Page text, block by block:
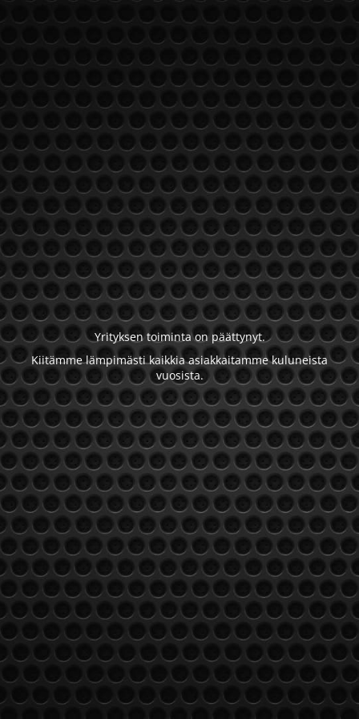
Yrityksen toiminta on päättynyt.
Kiitämme lämpimästi kaikkia asiakkaitamme kuluneista
vuosista.